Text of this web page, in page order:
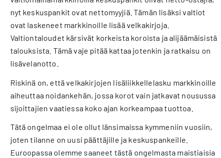
nyt keskuspankit ovat nettomyyjiä. Tämän lisäksi valtiot
ovat laskeneet markkinoille lisää velkakirjoja.
Valtiontaloudet kärsivät korkeista koroista ja alijäämäisistä
talouksista. Tämä vaje pitää kattaa jotenkin ja ratkaisu on
lisävelanotto.
Riskinä on, että velkakirjojen lisäliikkellelasku markkinoille
aiheuttaa noidankehän, jossa korot vain jatkavat nousussa
sijoittajien vaatiessa koko ajan korkeampaa tuottoa.
Tätä ongelmaa ei ole ollut länsimaissa kymmeniin vuosiin,
joten tilanne on uusi päättäjille ja keskuspankeille.
Euroopassa olemme saaneet tästä ongelmasta maistiaisia